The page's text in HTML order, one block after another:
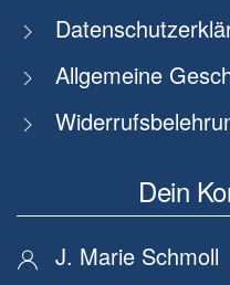
Allgemeine
Dein
J. Marie Schmoll